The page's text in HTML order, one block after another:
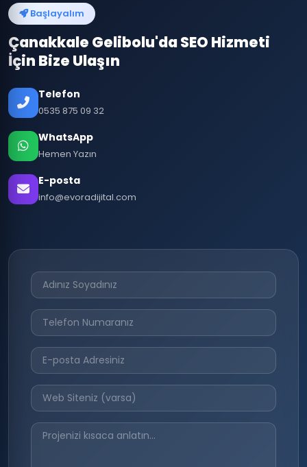
Başlayalım
Çanakkale Gelibolu'da SEO Hizmeti
İçin Bize Ulaşın
Telefon
0535 875 09 32
WhatsApp
Hemen Yazın
E-posta
info@evoradijital.com